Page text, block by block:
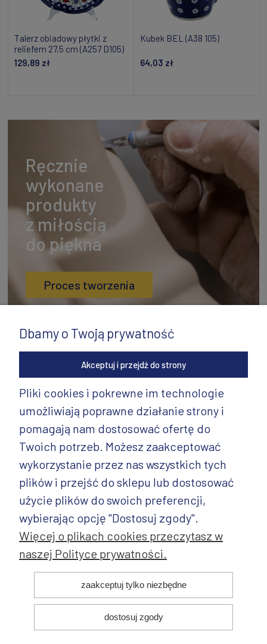
Talerz obiadowy płytki z
reliefem 27,5 cm (A257 D105)
129,89 zł
Kubek BEL (A38 105)
64,03 zł
Ręcznie
wykonane
produkty
z miłością
do piękna
Proces tworzenia
INFORMACJE
PRODUKTY CD.
POZOSTAŁE
Dbamy o Twoją prywatność
Akceptuj i przejdź do strony
Pliki cookies i pokrewne im technologie
umożliwiają poprawne działanie strony i
pomagają nam dostosować ofertę do
Twoich potrzeb. Możesz zaakceptować
wykorzystanie przez nas wszystkich tych
plików i przejść do sklepu lub dostosować
użycie plików do swoich preferencji,
wybierając opcję "Dostosuj zgody".
Więcej o plikach cookies przeczytasz w
naszej Polityce prywatności.
zaakceptuj tylko niezbędne
dostosuj zgody